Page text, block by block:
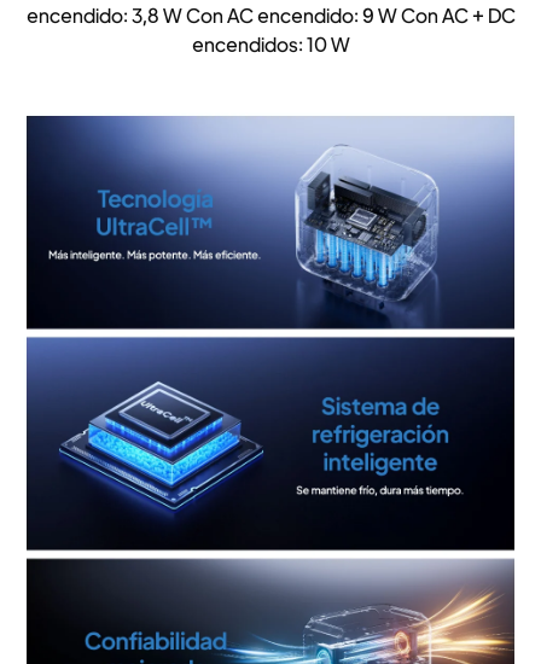
encendido: 3,8 W Con AC encendido: 9 W Con AC + DC
encendidos: 10 W